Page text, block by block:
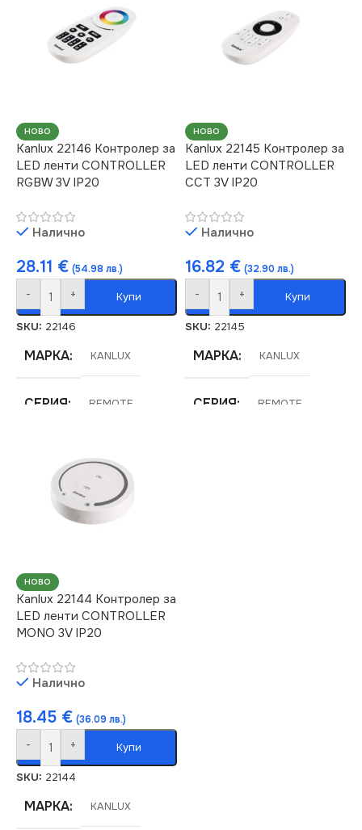
НОВО
Kanlux 22146 Контролер за
LED ленти CONTROLLER
RGBW 3V IP20
Налично
28.11 € (54.98 лв.)
- + Купи
SKU: 22146
МАРКА KANLUX
СЕРИЯ REMOTE
1.5V
НОВО
Kanlux 22145 Контролер за
LED ленти CONTROLLER
CCT 3V IP20
Налично
16.82 € (32.90 лв.)
- + Купи
SKU: 22145
МАРКА KANLUX
СЕРИЯ REMOTE
НОВО
Kanlux 22144 Контролер за
LED ленти CONTROLLER
MONO 3V IP20
Налично
18.45 € (36.09 лв.)
- + Купи
SKU: 22144
МАРКА KANLUX